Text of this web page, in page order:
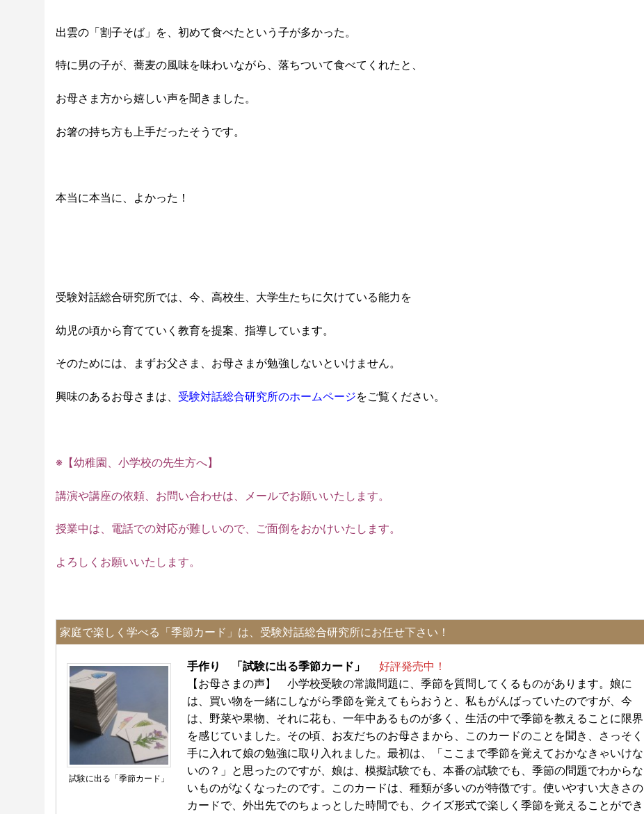
出雲の「割子そば」を、初めて食べたという子が多かった。
特に男の子が、蕎麦の風味を味わいながら、落ちついて食べてくれたと、
お母さま方から嬉しい声を聞きました。
お箸の持ち方も上手だったそうです。
本当に本当に、よかった！
受験対話総合研究所では、今、高校生、大学生たちに欠けている能力を
幼児の頃から育てていく教育を提案、指導しています。
そのためには、まずお父さま、お母さまが勉強しないといけません。
興味のあるお母さまは、 受験対話総合研究所のホームページをご覧ください。
※【幼稚園、小学校の先生方へ】
講演や講座の依頼、お問い合わせは、メールでお願いいたします。
授業中は、電話での対応が難しいので、ご面倒をおかけいたします。
よろしくお願いいたします。
家庭で楽しく学べる「季節カード」は、受験対話総合研究所にお任せ下さい！
試験に出る「季節カード」
手作り 「試験に出る季節カード」 好評発売中！
【お母さまの声】 小学校受験の常識問題に、季節を質問してくるものがあります。娘に
は、買い物を一緒にしながら季節を覚えてもらおうと、私もがんばっていたのですが、今
は、野菜や果物、それに花も、一年中あるものが多く、生活の中で季節を教えることに限界
を感じていました。その頃、お友だちのお母さまから、このカードのことを聞き、さっそく
手に入れて娘の勉強に取り入れました。最初は、「ここまで季節を覚えておかなきゃいけな
いの？」と思ったのですが、娘は、模擬試験でも、本番の試験でも、季節の問題でわからな
いものがなくなったのです。このカードは、種類が多いのが特徴です。使いやすい大きさの
カードで、外出先でのちょっとした時間でも、クイズ形式で楽しく季節を覚えることができ